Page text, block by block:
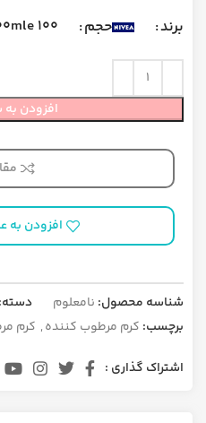
برند حجم 100 mle
افزودن
افزودن به
شناسه محصول: نامعلوم دسته:
برچسب: کرم مرطوب کننده, کرم
اشتراک گذاری :